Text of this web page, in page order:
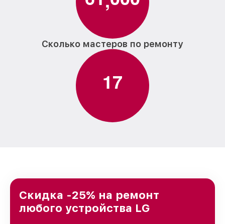
Сколько мастеров по ремонту
17
Скидка -25% на ремонт
любого устройства LG